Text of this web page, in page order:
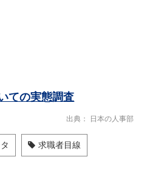
ての実態調査
出典 日本の人事部
求職者目線